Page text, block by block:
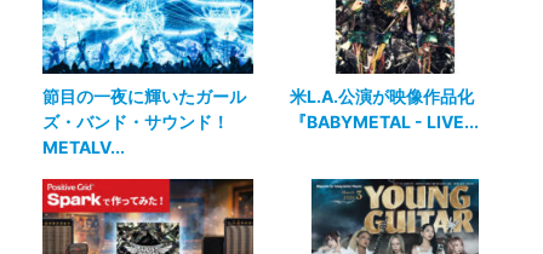
節目の一夜に輝いたガール
ズ・バンド・サウンド！
METALV...
米L.A.公演が映像作品化
『BABYMETAL - LIVE...